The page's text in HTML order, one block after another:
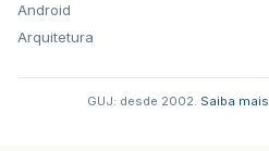
Android
Arquitetura
GUJ: desde 2002. Saiba mais